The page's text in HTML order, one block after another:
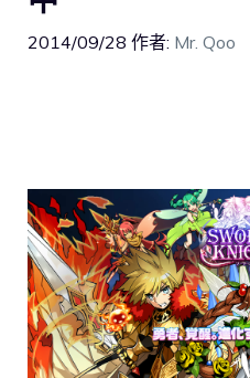
2014/09/28 作者: Mr. Qoo